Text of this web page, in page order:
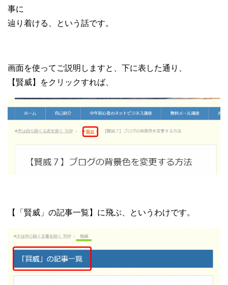
事に
辿り着ける、という話です。
画面を使ってご説明しますと、下に表した通り、
【賢威】をクリックすれば、
【「賢威」の記事一覧】に飛ぶ、というわけです。